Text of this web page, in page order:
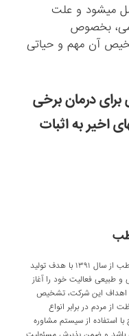
میشود و علت
بخصوص
آن مهم و حیاتی
برای درمان برخی
اخیر به اثبات
طب
شرکت تحقیقاتی پارسی طب از سال ۱۳۹۱ با هدف تولید
و طبیعی فعالیت خود را آغاز
اهداف این شرکت، تشخیص
مردم در برابر انواع
استفاده از سیستم مشاوره